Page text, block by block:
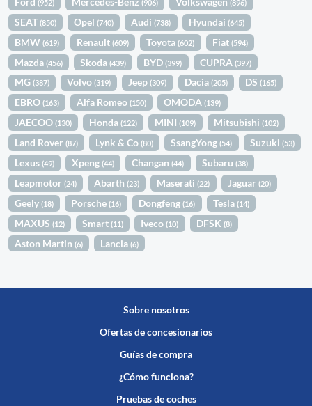
(952) (906) (896)
SEAT(850) Opel(740) Audi(738) Hyundai (645)
BMW(619) Renault(609) Toyota(602) Fiat (594)
Mazda(456) Skoda(439) BYD(399) CUPRA (397)
MG(387) Volvo(319) Jeep(309) Dacia (205) DS (165)
EBRO(163) Alfa Romeo(150) OMODA(139)
JAECOO(130) Honda(122) MINI(109) Mitsubishi (102)
Land Rover(87) Lynk & Co(80) SsangYong(54) Suzuki (53)
Lexus(49) Xpeng(44) Changan(44) Subaru (38)
Leapmotor(24) Abarth(23) Maserati(22) Jaguar (20)
Geely(18) Porsche(16) Dongfeng(16) Tesla (14)
MAXUS(12) Smart(11) Iveco(10) DFSK (8)
Aston Martin(6) Lancia(6)
Sobre nosotros
Ofertas de concesionarios
Guías de compra
¿Cómo funciona?
Pruebas de coches